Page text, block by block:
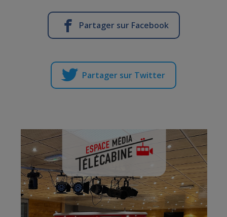
Partager sur Facebook
Partager sur Twitter